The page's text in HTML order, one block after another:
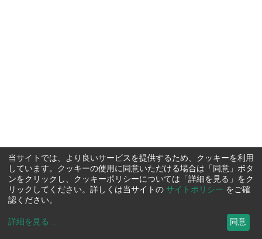
当サイトでは、より良いサービスを提供するため、クッキーを利用
しています。クッキーの使用に同意いただける場合は「同意」ボタ
ンをクリックし、クッキーポリシーについては「詳細を見る」をク
リックしてください。詳しくは当サイトの サイトポリシー をご確
認ください。
詳細を見る ... 同意